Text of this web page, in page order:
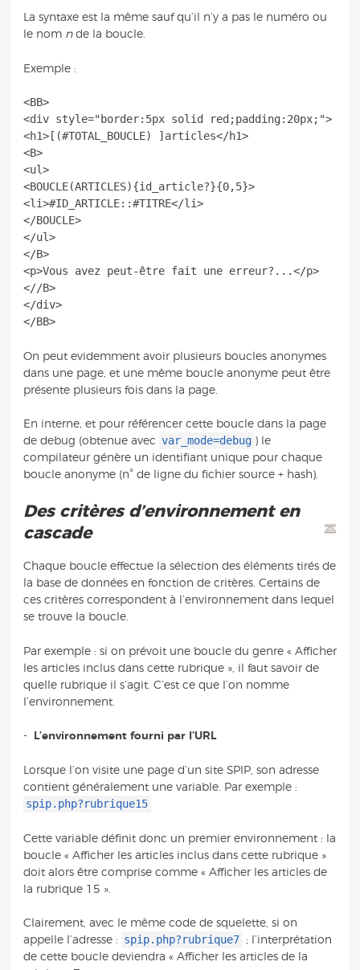
La syntaxe est la même sauf qu’il n’y a pas le numéro ou
le nom nde la boucle.
Exemple :
<BB>
<div style="border:5px solid red;padding:20px;">
<h1>[(#TOTAL_BOUCLE) ]articles</h1>
<B>
<ul>
<BOUCLE(ARTICLES){id_article?}{0,5}>
<li>#ID_ARTICLE::#TITRE</li>
</BOUCLE>
</ul>
</B>
<p>Vous avez peut-être fait une erreur?...</p>
<//B>
</div>
</BB>
On peut evidemment avoir plusieurs boucles anonymes
dans une page, et une même boucle anonyme peut être
présente plusieurs fois dans la page.
En interne, et pour référencer cette boucle dans la page
de debug (obtenue avec var_mode=debug ) le
compilateur génère un identifiant unique pour chaque
boucle anonyme (n° de ligne du fichier source + hash).
Des critères d’environnement en
cascade
Chaque boucle effectue la sélection des éléments tirés de
la base de données en fonction de critères. Certains de
ces critères correspondent à l’environnement dans lequel
se trouve la boucle.
Par exemple : si on prévoit une boucle du genre « Afficher
les articles inclus dans cette rubrique », il faut savoir de
quelle rubrique il s’agit. C’est ce que l’on nomme
l’environnement.
- L’environnement fourni par l’URL
Lorsque l’on visite une page d’un site SPIP, son adresse
contient généralement une variable. Par exemple :
spip.php?rubrique15
Cette variable définit donc un premier environnement : la
boucle « Afficher les articles inclus dans cette rubrique »
doit alors être comprise comme « Afficher les articles de
la rubrique 15 ».
Clairement, avec le même code de squelette, si on
appelle l’adresse : spip.php?rubrique7 ; l’interprétation
de cette boucle deviendra « Afficher les articles de la